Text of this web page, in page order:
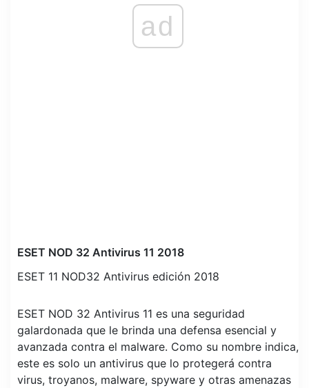
ad
ESET NOD 32 Antivirus 11 2018
ESET 11 NOD32 Antivirus edición 2018
ESET NOD 32 Antivirus 11 es una seguridad
galardonada que le brinda una defensa esencial y
avanzada contra el malware. Como su nombre indica,
este es solo un antivirus que lo protegerá contra
virus, troyanos, malware, spyware y otras amenazas